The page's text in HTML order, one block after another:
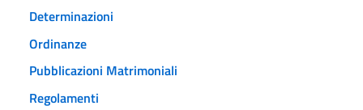
Determinazioni
Ordinanze
Pubblicazioni Matrimoniali
Regolamenti